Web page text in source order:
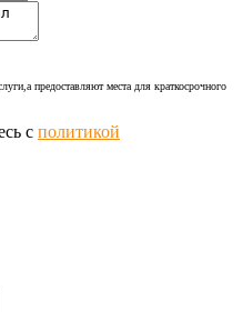
предоставляют места для краткосрочного
с политикой